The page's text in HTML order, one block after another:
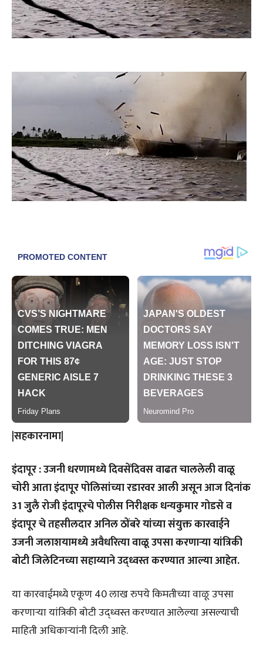
|सहकारनामा|
इंदापूर : उजनी धरणामध्ये दिवसेंदिवस वाढत चाललेली वाळू
चोरी आता इंदापूर पोलिसांच्या रडारवर आली असून आज दिनांक
31 जुुलै रोजी इंंदापूरचे पोलीस निरीक्षक धन्यकुमार गोडसे व
इंदापूर चे तहसीलदार अनिल ठोंबरे यांच्या संयुक्त कारवाईने
उजनी जलाशयामध्ये अवैधरित्या वाळू उपसा करणाऱ्या यांत्रिकी
बोटी जिलेटिनच्या सहाय्याने उद्ध्वस्त करण्यात आल्या आहेत.
या कारवाईमध्ये एकूण 40 लाख रुपये किमतीच्या वाळू उपसा
करणाऱ्या यांत्रिकी बोटी उद्ध्वस्त करण्यात आलेल्या असल्याची
माहिती अधिकाऱ्यांनी दिली आहे.